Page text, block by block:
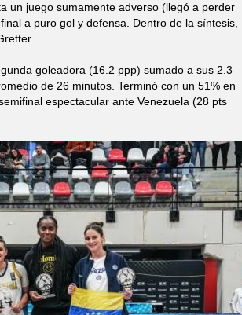
un juego sumamente adverso (llegó a perder
a puro gol y defensa. Dentro de la síntesis,
goleadora (16.2 ppp) sumado a sus 2.3
de 26 minutos. Terminó con un 51% en
espectacular ante Venezuela (28 pts